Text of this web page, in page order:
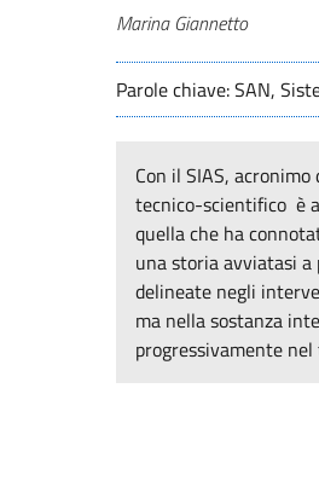
Autori
Marina Giannetto
Parole chiave: SAN,
Con il SIAS,
tecnico-scientifico è
quella che ha
una storia avviatasi
delineate negli
ma nella sostanza
progressivamente